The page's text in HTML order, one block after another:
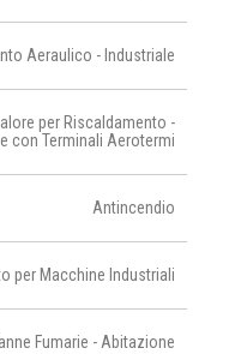
Aeraulico - Industriale
per Riscaldamento -
con Terminali Aerotermi
Antincendio
per Macchine Industriali
Fumarie - Abitazione